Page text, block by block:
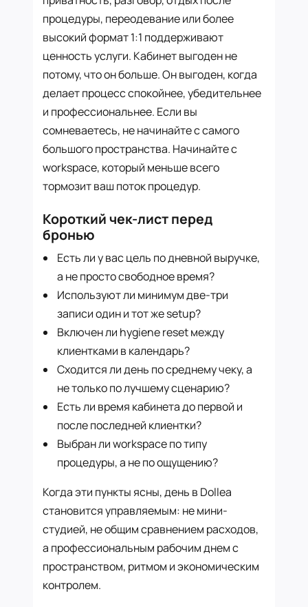
процедуры, переодевание или более
высокий формат 1:1 поддерживают
ценность услуги. Кабинет выгоден не
потому, что он больше. Он выгоден, когда
делает процесс спокойнее, убедительнее
и профессиональнее. Если вы
сомневаетесь, не начинайте с самого
большого пространства. Начинайте с
workspace, который меньше всего
тормозит ваш поток процедур.
Короткий чек-лист перед
бронью
Есть ли у вас цель по дневной выручке,
а не просто свободное время?
Используют ли минимум две-три
записи один и тот же setup?
Включен ли hygiene reset между
клиентками в календарь?
Сходится ли день по среднему чеку, а
не только по лучшему сценарию?
Есть ли время кабинета до первой и
после последней клиентки?
Выбран ли workspace по типу
процедуры, а не по ощущению?
Когда эти пункты ясны, день в Dollea
становится управляемым: не мини-
студией, не общим сравнением расходов,
а профессиональным рабочим днем с
пространством, ритмом и экономическим
контролем.